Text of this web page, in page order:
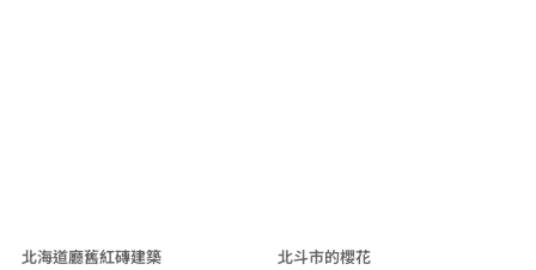
北海道廳舊紅磚建築 北斗市的櫻花